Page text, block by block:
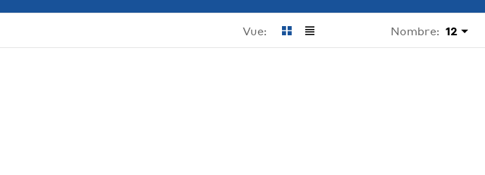
Vue: Nombre: 12